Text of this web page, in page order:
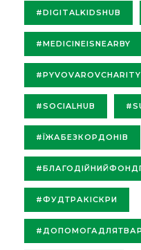
#DIGITALKIDSHUB
#MEDICINEISNEARBY
#SOCIALHUB
#ЇЖАБЕЗКОРДОНІВ
#ФУДТРАКІСКРИ